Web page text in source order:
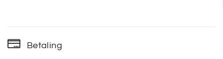
Betaling